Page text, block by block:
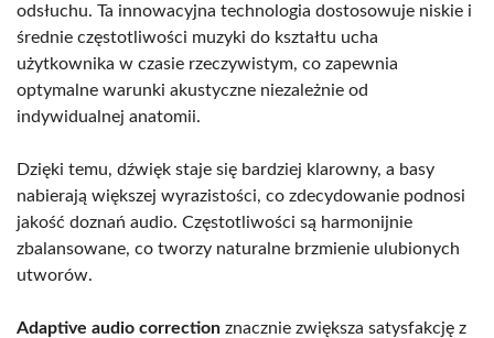
odsłuchu. Ta innowacyjna technologia dostosowuje niskie i
średnie częstotliwości muzyki do kształtu ucha
użytkownika w czasie rzeczywistym, co zapewnia
optymalne warunki akustyczne niezależnie od
indywidualnej anatomii.
Dzięki temu, dźwięk staje się bardziej klarowny, a basy
nabierają większej wyrazistości, co zdecydowanie podnosi
jakość doznań audio. Częstotliwości są harmonijnie
zbalansowane, co tworzy naturalne brzmienie ulubionych
utworów.
Adaptive audio correction znacznie zwiększa satysfakcję z